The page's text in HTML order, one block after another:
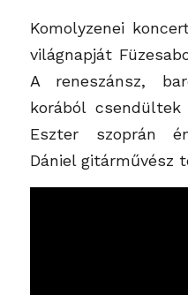
Komolyzenei
világnapját
A reneszánsz,
korából
Eszter szoprán
Dániel gitárművész